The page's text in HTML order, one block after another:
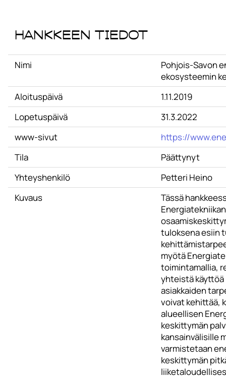
Hankkeen tiedot
Nimi
Pohjois-Savon
ekosysteemin
Aloituspäivä
1.11.2019
Lopetuspäivä
31.3.2022
www-sivut
https://
Tila
Päättynyt
Yhteyshenkilö
Petteri Heino
Kuvaus
Tässä
tuloksena esiin
myötä
toimintamallia,
yhteistä käyttöä
asiakkaiden
voivat kehittää,
alueellisen
keskittymän
kansainvälisille
varmistetaan
keskittymän